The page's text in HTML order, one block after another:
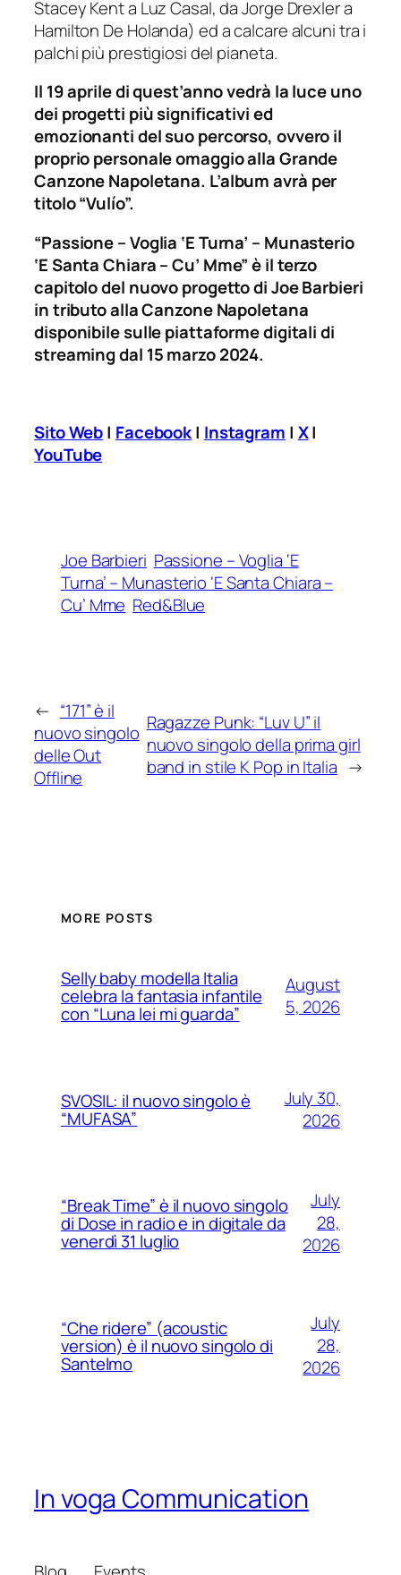
Stacey Kent a Luz Casal, da Jorge Drexler a
Hamilton De Holanda) ed a calcare alcuni tra i
palchi più prestigiosi del pianeta.
Il 19 aprile di quest’anno vedrà la luce uno
dei progetti più significativi ed
emozionanti del suo percorso, ovvero il
proprio personale omaggio alla Grande
Canzone Napoletana. L’album avrà per
titolo “Vulío”.
“Passione – Voglia ‘E Turna’ – Munasterio
‘E Santa Chiara – Cu’ Mme” è il terzo
capitolo del nuovo progetto di Joe Barbieri
in tributo alla Canzone Napoletana
disponibile sulle piattaforme digitali di
streaming dal 15 marzo 2024.
Sito Web| Facebook| Instagram | X|
YouTube
Joe Barbieri Passione – Voglia ‘E
Turna’ – Munasterio ‘E Santa Chiara –
Cu’ Mme Red&Blue
← “171” è il
nuovo singolo
delle Out
Offline
Ragazze Punk: “Luv U” il
nuovo singolo della prima girl
band in stile K Pop in Italia →
MORE POSTS
Selly baby modella Italia
celebra la fantasia infantile
con “Luna lei mi guarda”
August
5, 2026
SVOSIL: il nuovo singolo è
“MUFASA”
July 30,
2026
“Break Time” è il nuovo singolo
di Dose in radio e in digitale da
venerdì 31 luglio
July
28,
2026
“Che ridere” (acoustic
version) è il nuovo singolo di
Santelmo
July
28,
2026
In voga Communication